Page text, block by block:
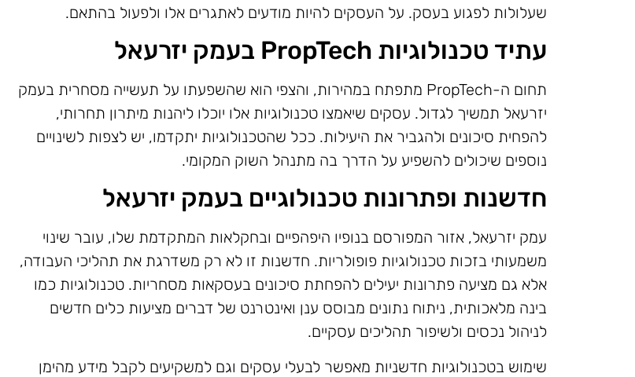
שעלולות לפגוע בעסק. על העסקים להיות מודעים לאתגרים אלו ולפעול בהתאם.
עתיד טכנולוגיות PropTech בעמק יזרעאל
תחום ה-PropTech מתפתח במהירות, והצפי הוא שהשפעתו על תעשייה מסחרית בעמק
יזרעאל תמשיך לגדול. עסקים שיאמצו טכנולוגיות אלו יוכלו ליהנות מיתרון תחרותי,
להפחית סיכונים ולהגביר את היעילות. ככל שהטכנולוגיות יתקדמו, יש לצפות לשינויים
נוספים שיכולים להשפיע על הדרך בה מתנהל השוק המקומי.
חדשנות ופתרונות טכנולוגיים בעמק יזרעאל
עמק יזרעאל, אזור המפורסם בנופיו היפהפיים ובחקלאות המתקדמת שלו, עובר שינוי
משמעותי בזכות טכנולוגיות פופולריות. חדשנות זו לא רק משדרגת את תהליכי העבודה,
אלא גם מציעה פתרונות יעילים להפחתת סיכונים בעסקאות מסחריות. טכנולוגיות כמו
בינה מלאכותית, ניתוח נתונים מבוסס ענן ואינטרנט של דברים מציעות כלים חדשים
לניהול נכסים ולשיפור תהליכים עסקיים.
שימוש בטכנולוגיות חדשניות מאפשר לבעלי עסקים וגם למשקיעים לקבל מידע מהימן